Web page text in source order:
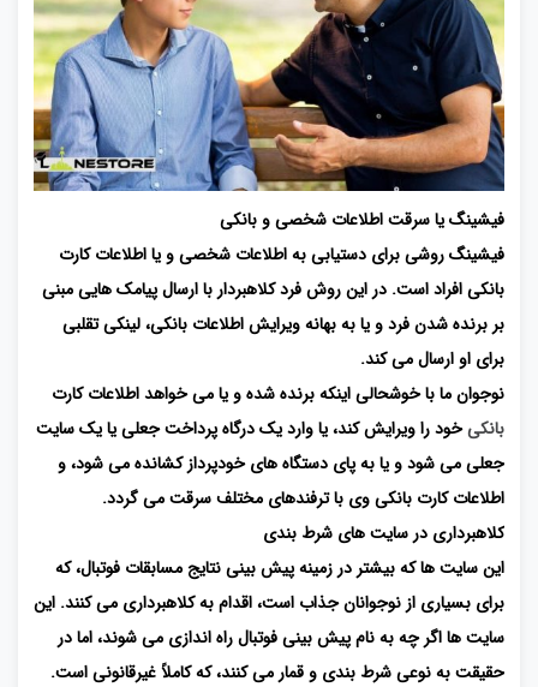
فیشینگ یا سرقت اطلاعات شخصی و بانکی
فیشینگ روشی برای دستیابی به اطلاعات شخصی و یا اطلاعات کارت
بانکی افراد است. در این روش فرد کلاهبردار با ارسال پیامک هایی مبنی
بر برنده شدن فرد و یا به بهانه ویرایش اطلاعات بانکی، لینکی تقلبی
برای او ارسال می کند.
نوجوان ما با خوشحالی اینکه برنده شده و یا می خواهد اطلاعات کارت
بانکیخود را ویرایش کند، یا وارد یک درگاه پرداخت جعلی یا یک سایت
جعلی می شود و یا به پای دستگاه های خودپرداز کشانده می شود، و
اطلاعات کارت بانکی وی با ترفندهای مختلف سرقت می گردد.
کلاهبرداری در سایت های شرط بندی
این سایت ها که بیشتر در زمینه پیش بینی نتایج مسابقات فوتبال، که
برای بسیاری از نوجوانان جذاب است، اقدام به کلاهبرداری می کنند. این
سایت ها اگر چه به نام پیش بینی فوتبال راه اندازی می شوند، اما در
حقیقت به نوعی شرط بندی و قمار می کنند، که کاملاً غیرقانونی است.